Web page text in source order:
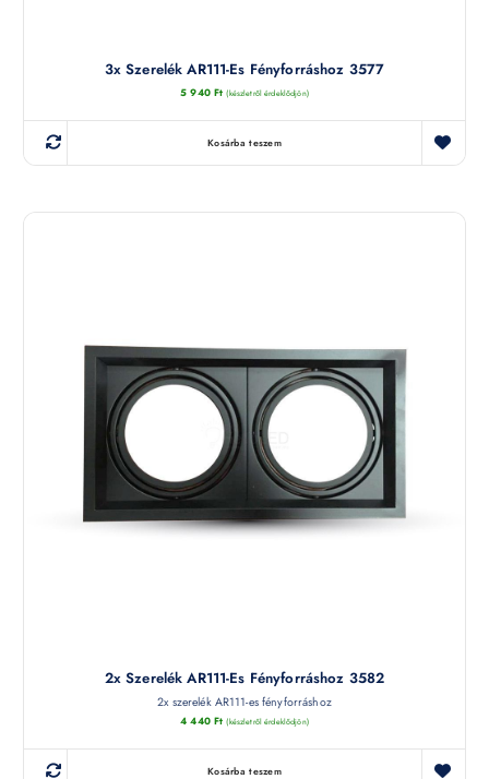
3x Szerelék AR111-Es Fényforráshoz 3577
5 940 Ft (készletről érdeklődjön)
Kosárba teszem
2x Szerelék AR111-Es Fényforráshoz 3582
2x szerelék AR111-es fényforráshoz
4 440 Ft (készletről érdeklődjön)
Kosárba teszem